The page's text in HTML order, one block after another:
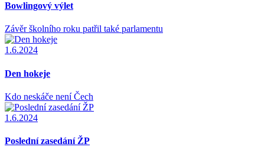
Bowlingový výlet
Závěr školního roku patřil také parlamentu
1.6.2024
Den hokeje
Kdo neskáče není Čech
1.6.2024
Poslední zasedání ŽP